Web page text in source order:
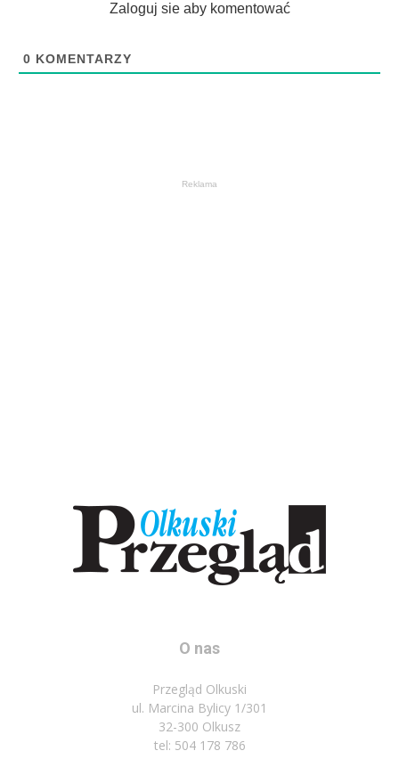
Zaloguj sie aby komentować
0 KOMENTARZY
Reklama
O nas
Przegląd Olkuski
ul. Marcina Bylicy 1/301
32-300 Olkusz
tel: 504 178 786